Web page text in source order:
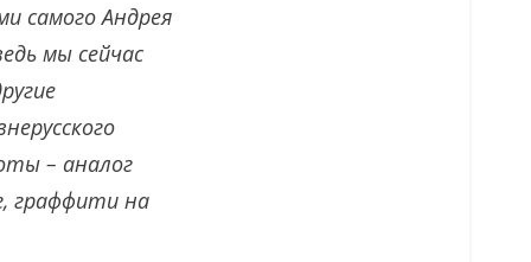
самого Андрея
мы сейчас
– аналог
граффити на